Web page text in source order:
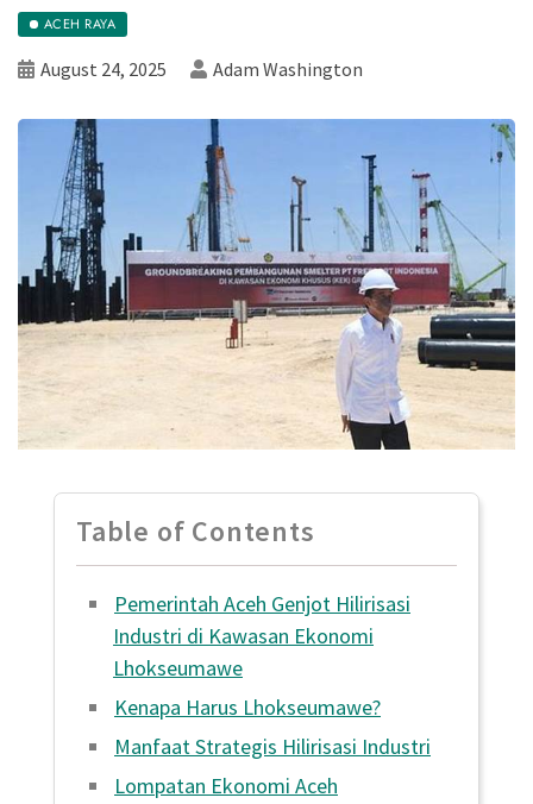
ACEH RAYA
August 24, 2025 Adam Washington
Table of Contents
Pemerintah Aceh Genjot Hilirisasi
Industri di Kawasan Ekonomi
Lhokseumawe
Kenapa Harus Lhokseumawe?
Manfaat Strategis Hilirisasi Industri
Lompatan Ekonomi Aceh